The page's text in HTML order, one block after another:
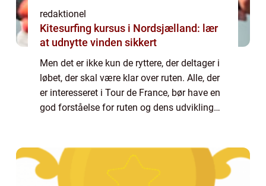
redaktionel
Kitesurfing kursus i Nordsjælland: lær
at udnytte vinden sikkert
Men det er ikke kun de ryttere, der deltager i
løbet, der skal være klar over ruten. Alle, der
er interesseret i Tour de France, bør have en
god forståelse for ruten og dens udvikling